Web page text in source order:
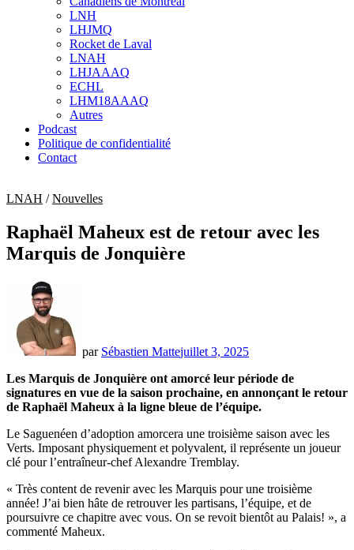
sub
menu
LNH
LHJMQ
Rocket de Laval
LNAH
LHJAAAQ
ECHL
LHM18AAAQ
Autres
Podcast
Politique de confidentialité
Contact
LNAH /Nouvelles
Raphaël Maheux est de retour avec les
Marquis de Jonquière
par Sébastien Mattejuillet 3, 2025
Les Marquis de Jonquière ont amorcé leur période de
signatures en vue de la saison prochaine, en annonçant le retour
de Raphaël Maheux à la ligne bleue de l’équipe.
Le Saguenéen d’adoption amorcera une troisième saison avec les
Verts. Imposant physiquement et polyvalent, il représente un joueur
clé pour l’entraîneur-chef Alexandre Tremblay.
« Très content de revenir avec les Marquis pour une troisième
année! J’ai bien hâte de retrouver les partisans, l’équipe, et de
poursuivre ce chapitre avec vous. On se revoit bientôt au Palais! », a
commenté Maheux.